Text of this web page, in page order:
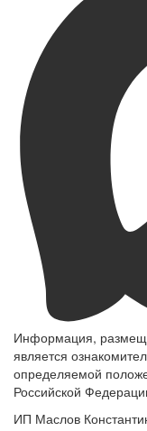
Информация,
является
определяемой
Российской
ИП Маслов